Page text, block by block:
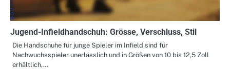
Jugend-Infieldhandschuh: Grösse, Verschluss, Stil
Die Handschuhe für junge Spieler im Infield sind für
Nachwuchsspieler unerlässlich und in Größen von 10 bis 12,5 Zoll
erhältlich,…